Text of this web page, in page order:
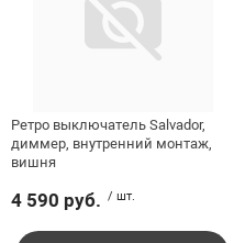
подложки
ретро проводки
Розничная цена
Ретро выключатель Salvador,
диммер, внутренний монтаж,
вишня
4 590 руб. / шт.